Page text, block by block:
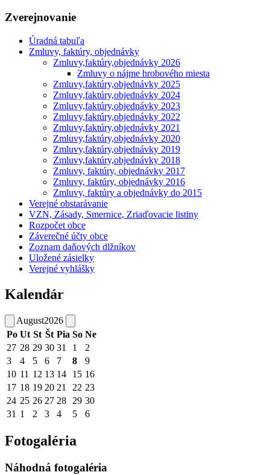
Zverejnovanie
Úradná tabuľa
Zmluvy, faktúry, objednávky
Zmluvy,faktúry,objednávky 2026
Zmluvy o nájme hrobového miesta
Zmluvy,faktúry,objednávky 2025
Zmluvy,faktúry,objednávky 2024
Zmluvy,faktúry,objednávky 2023
Zmluvy,faktúry,objednávky 2022
Zmluvy,faktúry,objednávky 2021
Zmluvy,faktúry,objednávky 2020
Zmluvy,faktúry,objednávky 2019
Zmluvy,faktúry,objednávky 2018
Zmluvy, faktúry, objednávky 2017
Zmluvy, faktúry, objednávky 2016
Zmluvy, faktúry a objednávky do 2015
Verejné obstarávanie
VZN, Zásady, Smernice, Zriaďovacie listiny
Rozpočet obce
Záverečné účty obce
Zoznam daňových dlžníkov
Uložené zásielky
Verejné vyhlášky
Kalendár
August2026
Po Ut St Št Pia So Ne
27 28 29 30 31 1
2
3
4 5 6 7 8
9
10 11 12 13 14 15 16
17 18 19 20 21 22 23
24 25 26 27 28 29 30
31 1 2 3 4 5 6
Fotogaléria
Náhodná fotogaléria